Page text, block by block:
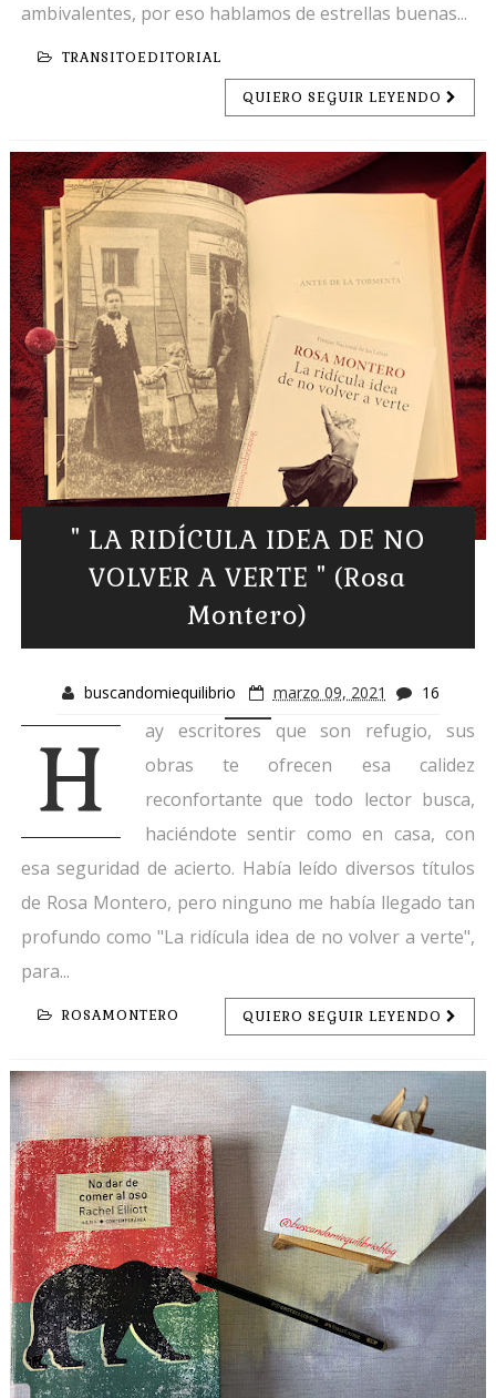
ambivalentes, por eso hablamos de estrellas buenas...
TRANSITOEDITORIAL
QUIERO SEGUIR LEYENDO
" LA RIDÍCULA IDEA DE NO
VOLVER A VERTE " (Rosa
Montero)
buscandomiequilibrio marzo 09, 2021 16
H
ay escritores que son refugio, sus
obras te ofrecen esa calidez
reconfortante que todo lector busca,
haciéndote sentir como en casa, con
esa seguridad de acierto. Había leído diversos títulos
de Rosa Montero, pero ninguno me había llegado tan
profundo como "La ridícula idea de no volver a verte",
para...
ROSAMONTERO QUIERO SEGUIR LEYENDO